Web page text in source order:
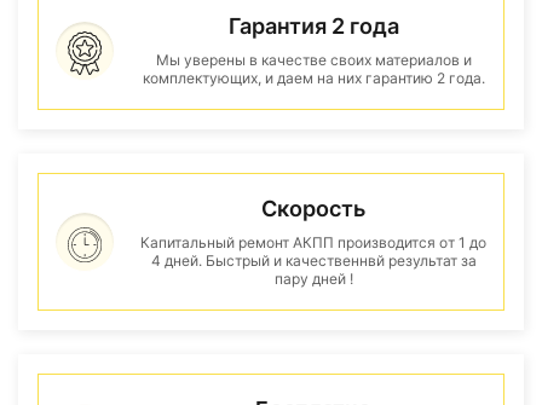
Гарантия 2 года
Мы уверены в качестве своих материалов и
комплектующих, и даем на них гарантию 2 года.
Скорость
Капитальный ремонт АКПП производится от 1 до
4 дней. Быстрый и качественнвй результат за
пару дней !